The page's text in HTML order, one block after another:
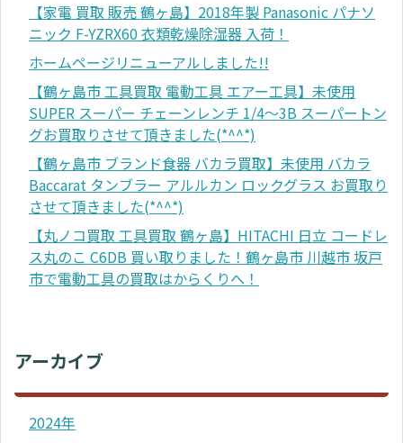
【家電 買取 販売 鶴ヶ島】2018年製 Panasonic パナソ
ニック F-YZRX60 衣類乾燥除湿器 入荷！
ホームページリニューアルしました!!
【鶴ヶ島市 工具買取 電動工具 エアー工具】未使用
SUPER スーパー チェーンレンチ 1/4～3B スーパートン
グお買取りさせて頂きました(*^^*)
【鶴ヶ島市 ブランド食器 バカラ買取】未使用 バカラ
Baccarat タンブラー アルルカン ロックグラス お買取り
させて頂きました(*^^*)
【丸ノコ買取 工具買取 鶴ヶ島】HITACHI 日立 コードレ
ス丸のこ C6DB 買い取りました！鶴ヶ島市 川越市 坂戸
市で電動工具の買取はからくりへ！
アーカイブ
2024年